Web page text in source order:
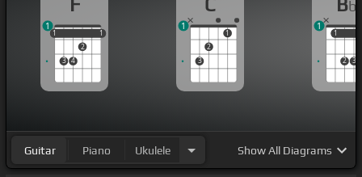
1
3 4
2
1
1 1
1
3
2
1
1
b
1
2 3
1
1
Guitar Piano Ukulele ShowAll Diagrams